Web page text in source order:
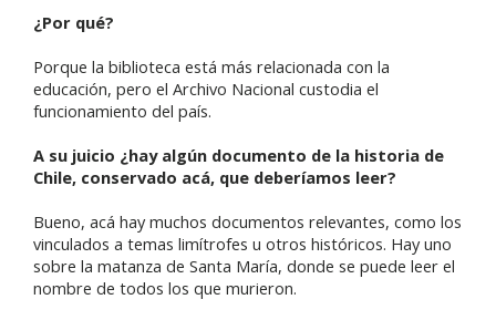
¿Por qué?
Porque la biblioteca está más relacionada con la
educación, pero el Archivo Nacional custodia el
funcionamiento del país.
A su juicio ¿hay algún documento de la historia de
Chile, conservado acá, que deberíamos leer?
Bueno, acá hay muchos documentos relevantes, como los
vinculados a temas limítrofes u otros históricos. Hay uno
sobre la matanza de Santa María, donde se puede leer el
nombre de todos los que murieron.